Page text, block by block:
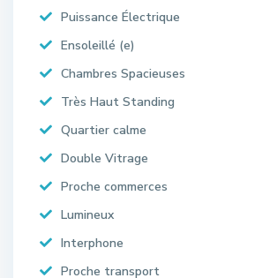
Puissance Électrique
Ensoleillé (e)
Chambres Spacieuses
Très Haut Standing
Quartier calme
Double Vitrage
Proche commerces
Lumineux
Interphone
Proche transport